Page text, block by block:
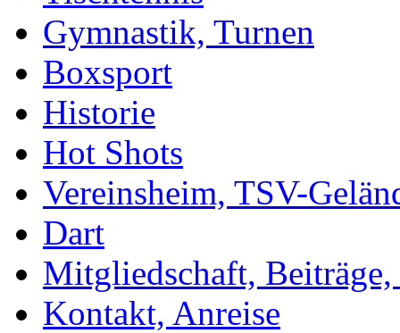
Gymnastik, Turnen
Boxsport
Historie
Hot Shots
Vereinsheim, TSV-
Dart
Mitgliedschaft,
Kontakt, Anreise